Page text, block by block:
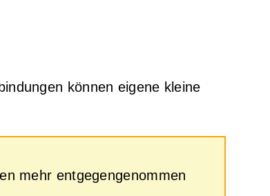
können eigene kleine
mehr entgegengenommen